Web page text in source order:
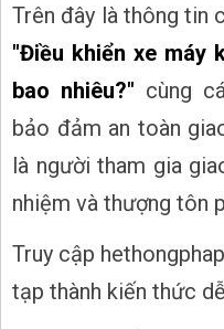
Trên đây là thông tin
"Điều khiển xe máy
bao nhiêu?" cùng
bảo đảm an toàn
là người tham gia
nhiệm và thượng tôn
Truy cập
tạp thành kiến thức